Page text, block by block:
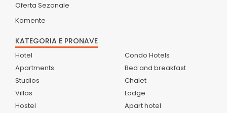
Oferta Sezonale
Komente
KATEGORIA E PRONAVE
Hotel
Apartments
Studios
Villas
Hostel
Condo Hotels
Bed and breakfast
Chalet
Lodge
Apart hotel